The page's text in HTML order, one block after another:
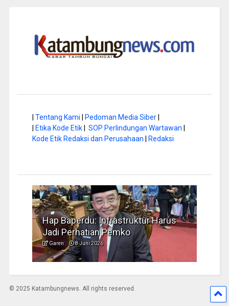
Tentang Kami Pedoman Media Siber|
Etika Kode Etik| SOP Perlindungan Wartawan
Kode Etik Redaksi dan Perusahaan
Redaksi
Musim Kemarau, DPRD Dorong
Pengelolaan Sampah yang Aman
Garen 6 Juni 2026
© 2025 Katambungnews. All rights reserved.